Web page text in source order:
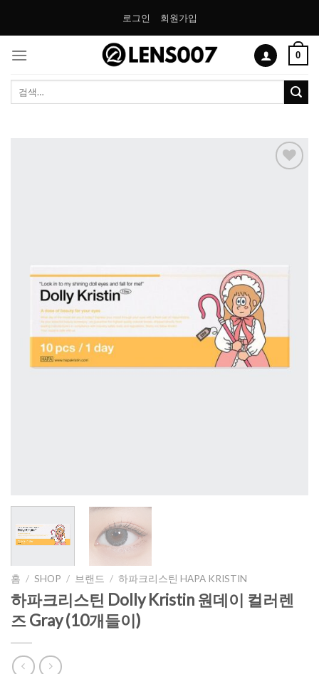
로그인 회원가입
0
색:
홈 / SHOP / 브랜드 / 하파크리스틴 HAPA KRISTIN
하파크리스틴 Dolly Kristin 원데이 컬러렌
즈 Gray (10개들이)